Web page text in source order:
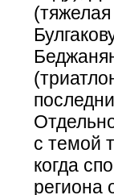
с темой
когда
региона